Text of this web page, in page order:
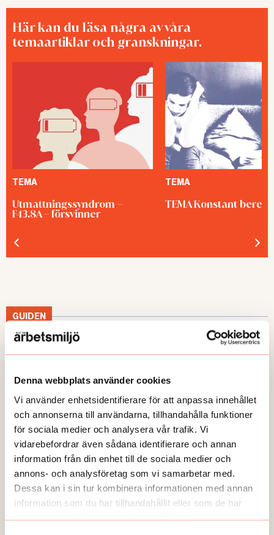
Denna webbplats använder cookies
Vi använder enhetsidentifierare för att anpassa innehållet
och annonserna till användarna, tillhandahålla funktioner
för sociala medier och analysera vår trafik. Vi
vidarebefordrar även sådana identifierare och annan
information från din enhet till de sociala medier och
annons- och analysföretag som vi samarbetar med.
Dessa kan i sin tur kombinera informationen med annan
information som du har tillhandahållit eller som de har
samlat in när du har använt deras tjänster.
Här kan du läsa några av våra
temaartiklar och granskningar.
TEMA
Utmattningssyndrom –
F43.8A – försvinner
TEMA
TEMA Konstant
GUIDEN